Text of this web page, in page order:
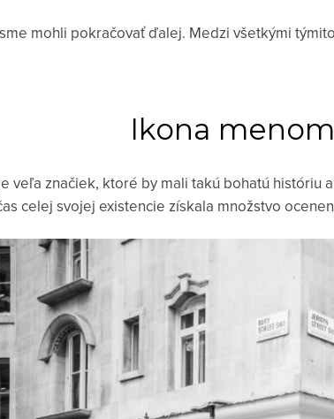
mohli pokračovať ďalej. Medzi všetkými
Ikona
veľa značiek, ktoré by mali takú bohatú históriu
celej svojej existencie získala množstvo